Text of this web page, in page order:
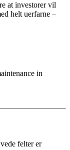
at investorer vil
helt uerfarne –
in
felter er